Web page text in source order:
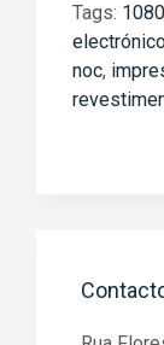
Tags: 1080
noc,